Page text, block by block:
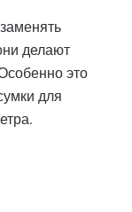
делают
это
для